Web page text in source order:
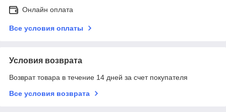
Онлайн оплата
Все условия оплаты
Условия возврата
Возврат товара в течение 14 дней за счет покупателя
Все условия возврата